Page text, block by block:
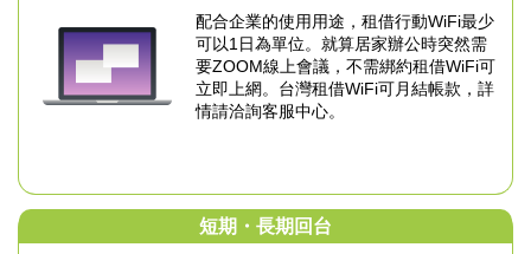
配合企業的使用用途，租借行動WiFi最少
可以1日為單位。就算居家辦公時突然需
要ZOOM線上會議，不需綁約租借WiFi可
立即上網。 台灣租借WiFi可月結帳款，詳
情請洽詢客服中心。
短期・長期回台